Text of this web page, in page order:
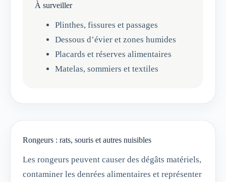
À surveiller
Plinthes, fissures et passages
Dessous d’évier et zones humides
Placards et réserves alimentaires
Matelas, sommiers et textiles
Rongeurs : rats, souris et autres nuisibles
Les rongeurs peuvent causer des dégâts matériels,
contaminer les denrées alimentaires et représenter